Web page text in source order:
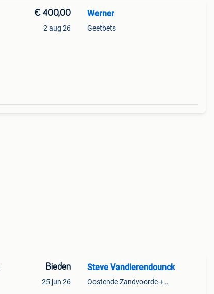
€ 400,00
2 aug 26
Werner
Geetbets
Bieden
25 jun 26
Steve Vandierendounck
Oostende Zandvoorde +Oostende